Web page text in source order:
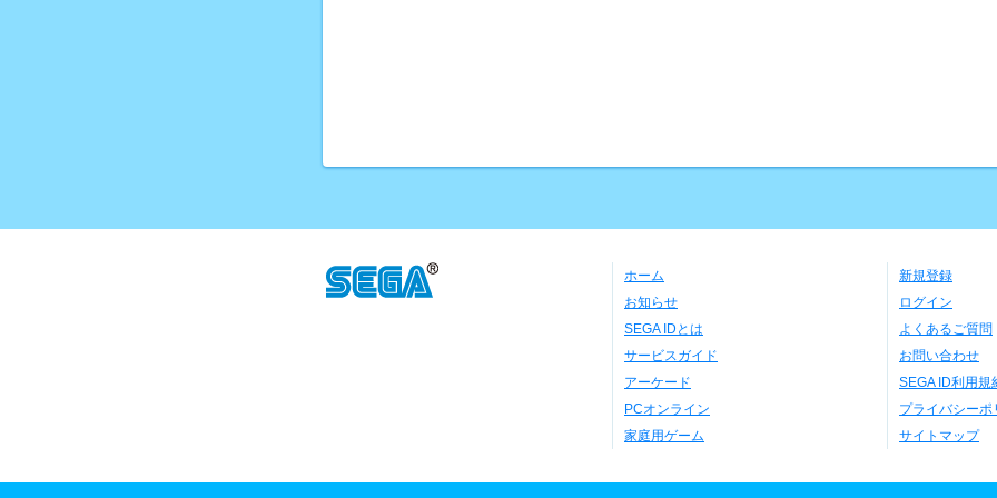
ホーム
お知らせ
SEGA IDとは
サービスガイド
アーケード
PCオンライン
家庭用ゲーム
新規登録
ログイン
よくあるご質問
お問い合わせ
SEGA ID利用規
プライバシーポ
サイトマップ